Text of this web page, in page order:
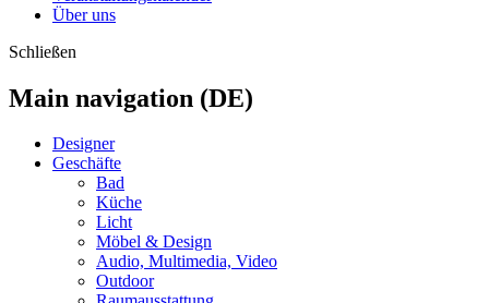
Über uns
Schließen
Main navigation (DE)
Designer
Geschäfte
Bad
Küche
Licht
Möbel & Design
Audio, Multimedia, Video
Outdoor